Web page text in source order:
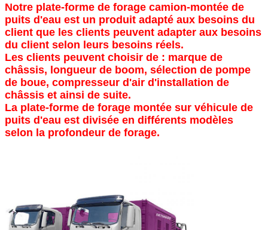
Notre plate-forme de forage camion-montée de
puits d'eau est un produit adapté aux besoins du
client que les clients peuvent adapter aux besoins
du client selon leurs besoins réels.
Les clients peuvent choisir de : marque de
châssis, longueur de boom, sélection de pompe
de boue, compresseur d'air d'installation de
châssis et ainsi de suite.
La plate-forme de forage montée sur véhicule de
puits d'eau est divisée en différents modèles
selon la profondeur de forage.